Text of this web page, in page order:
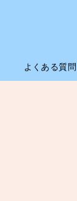
よくある質問